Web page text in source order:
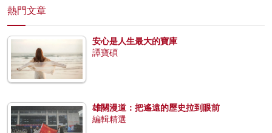
熱門文章
安心是人生最大的寶庫
譚寶碩
雄關漫道：把遙遠的歷史拉到眼前
編輯精選